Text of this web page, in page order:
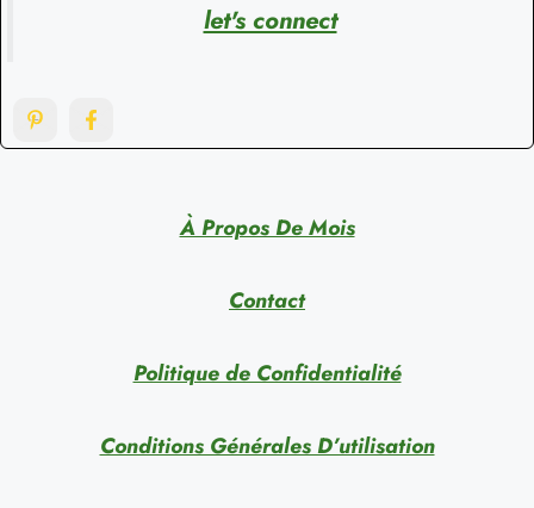
let's connect
À Propos De Mois
Contact
Politique de Confidentialité
Conditions Générales D’utilisation